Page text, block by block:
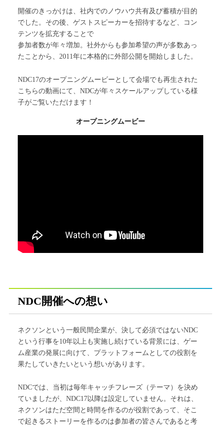
開催のきっかけは、社内でのノウハウ共有及び蓄積が目的
でした。その後、ゲストスピーカーを招待するなど、コン
テンツを拡充することで
参加者数が年々増加。社外からも参加希望の声が多数あっ
たことから、2011年に本格的に外部公開を開始しました。
NDC17のオープニングムービーとして会場でも再生された
こちらの動画にて、NDCが年々スケールアップしている様
子がご覧いただけます！
オープニングムービー
NDC開催への想い
ネクソンという一般民間企業が、決して必須ではないNDC
という行事を10年以上も実施し続けている背景には、ゲー
ム産業の発展に向けて、プラットフォームとしての役割を
果たしていきたいという想いがあります。
NDCでは、当初は毎年キャッチフレーズ（テーマ）を決め
ていましたが、NDC17以降は設定していません。それは、
ネクソンはただ空間と時間を作るのが役割であって、そこ
で起きるストーリーを作るのは参加者の皆さんであると考